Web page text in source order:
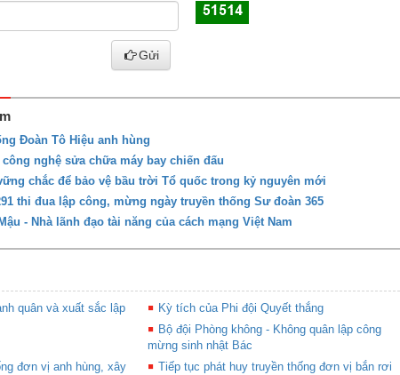
Gửi
Đoàn Tô Hiệu anh hùng
nghệ sửa chữa máy bay chiến đấu
chắc để bảo vệ bầu trời Tổ quốc trong kỷ nguyên mới
thi đua lập công, mừng ngày truyền thống Sư đoàn 365
- Nhà lãnh đạo tài năng của cách mạng Việt Nam
quân và xuất sắc lập
Kỳ tích của Phi đội Quyết thắng
Bộ đội Phòng không - Không quân lập công
mừng sinh nhật Bác
đơn vị anh hùng, xây
Tiếp tục phát huy truyền thống đơn vị bắn rơi